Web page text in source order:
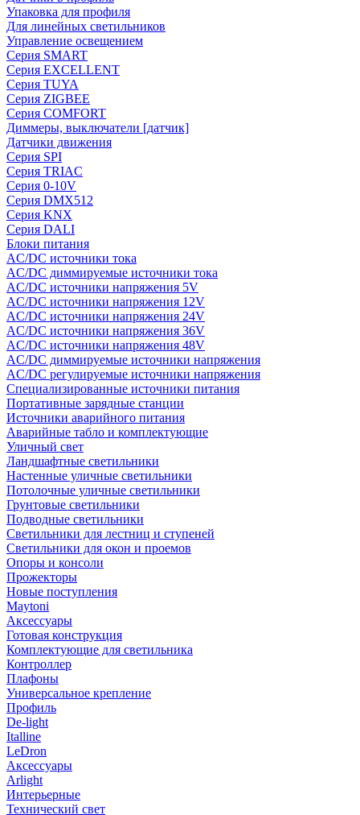
Упаковка для профиля
Для линейных светильников
Управление освещением
Серия SMART
Серия EXCELLENT
Серия TUYA
Серия ZIGBEE
Серия COMFORT
Диммеры, выключатели [датчик]
Датчики движения
Серия SPI
Серия TRIAC
Серия 0-10V
Серия DMX512
Серия KNX
Серия DALI
Блоки питания
AC/DC источники тока
AC/DC диммируемые источники тока
AC/DC источники напряжения 5V
AC/DC источники напряжения 12V
AC/DC источники напряжения 24V
AC/DC источники напряжения 36V
AC/DC источники напряжения 48V
AC/DC диммируемые источники напряжения
AC/DC регулируемые источники напряжения
Специализированные источники питания
Портативные зарядные станции
Источники аварийного питания
Аварийные табло и комплектующие
Уличный свет
Ландшафтные светильники
Настенные уличные светильники
Потолочные уличные светильники
Грунтовые светильники
Подводные светильники
Светильники для лестниц и ступеней
Светильники для окон и проемов
Опоры и консоли
Прожекторы
Новые поступления
Maytoni
Аксессуары
Готовая конструкция
Комплектующие для светильника
Контроллер
Плафоны
Универсальное крепление
Профиль
De-light
Italline
LeDron
Аксессуары
Arlight
Интерьерные
Технический свет